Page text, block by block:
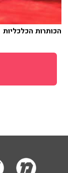
הכותרות הכלכליות